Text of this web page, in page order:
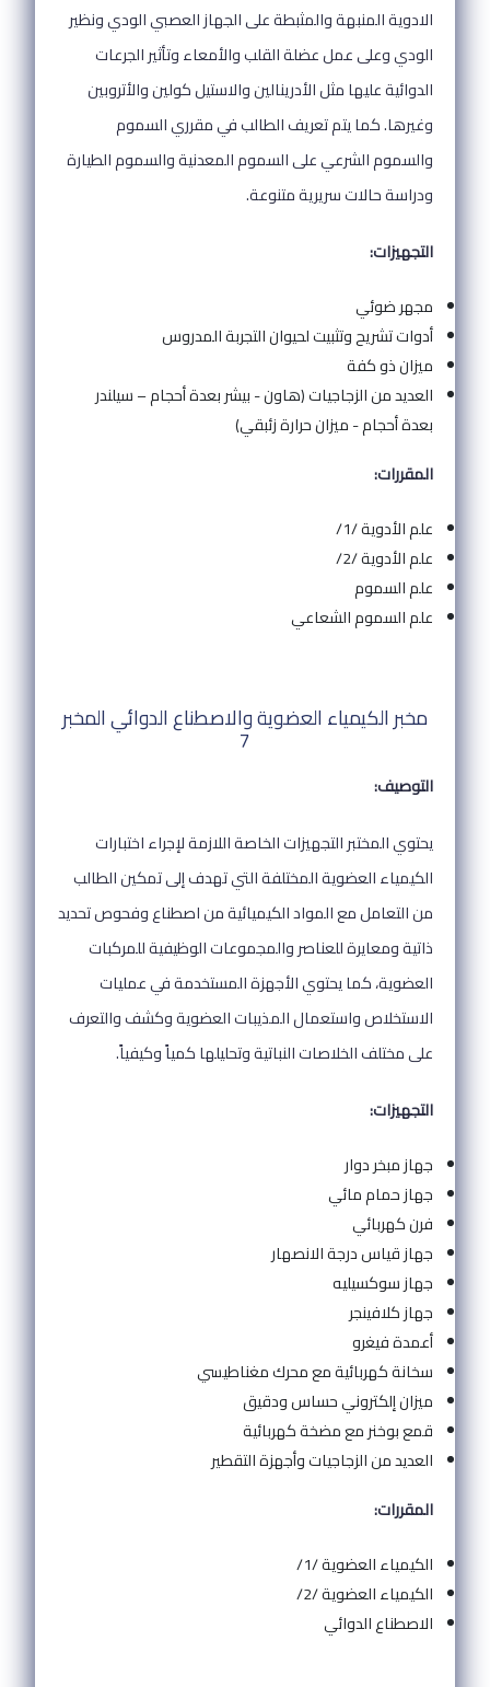
الادوية المنبهة والمثبطة على الجهاز العصبي الودي ونظير
الودي وعلى عمل عضلة القلب والأمعاء وتأثير الجرعات
الدوائية عليها مثل الأدرينالين والاستيل كولين والأتروبين
وغيرها. كما يتم تعريف الطالب في مقرري السموم
والسموم الشرعي على السموم المعدنية والسموم الطيارة
ودراسة حالات سريرية متنوعة.
التجهيزات:
مجهر ضوئي
أدوات تشريح وتثبيت لحيوان التجربة المدروس
ميزان ذو كفة
العديد من الزجاجيات (هاون - بيشر بعدة أحجام – سيلندر
بعدة أحجام - ميزان حرارة زئبقي)
المقررات:
علم الأدوية /1/
علم الأدوية /2/
علم السموم
علم السموم الشعاعي
مخبر الكيمياء العضوية والاصطناع الدوائي المخبر
7
التوصيف:
يحتوي المختبر التجهيزات الخاصة اللازمة لإجراء اختبارات
الكيمياء العضوية المختلفة التي تهدف إلى تمكين الطالب
من التعامل مع المواد الكيميائية من اصطناع وفحوص تحديد
ذاتية ومعايرة للعناصر والمجموعات الوظيفية للمركبات
العضوية، كما يحتوي الأجهزة المستخدمة في عمليات
الاستخلاص واستعمال المذيبات العضوية وكشف والتعرف
على مختلف الخلاصات النباتية وتحليلها كمياً وكيفياً.
التجهيزات:
جهاز مبخر دوار
جهاز حمام مائي
فرن كهربائي
جهاز قياس درجة الانصهار
جهاز سوكسيليه
جهاز كلافينجر
أعمدة فيغرو
سخانة كهربائية مع محرك مغناطيسي
ميزان إلكتروني حساس ودقيق
قمع بوخنر مع مضخة كهربائية
العديد من الزجاجيات وأجهزة التقطير
المقررات:
الكيمياء العضوية /1/
الكيمياء العضوية /2/
الاصطناع الدوائي